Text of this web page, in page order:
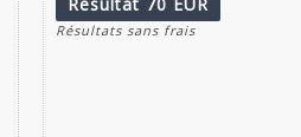
Résultats sans frais